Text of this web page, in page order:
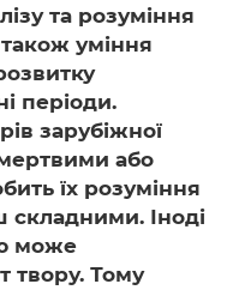
та розуміння
уміння
періоди.
зарубіжної
або
їх розуміння
складними. Іноді
може
твору. Тому